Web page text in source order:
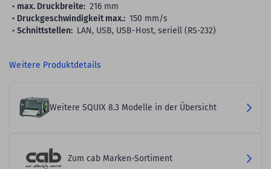
max. Druckbreite: 216 mm
Druckgeschwindigkeit max.: 150 mm/s
Schnittstellen: LAN, USB, USB-Host, seriell (RS-232)
Weitere Produktdetails
Weitere SQUIX 8.3 Modelle in der Übersicht
Zum cab Marken-Sortiment